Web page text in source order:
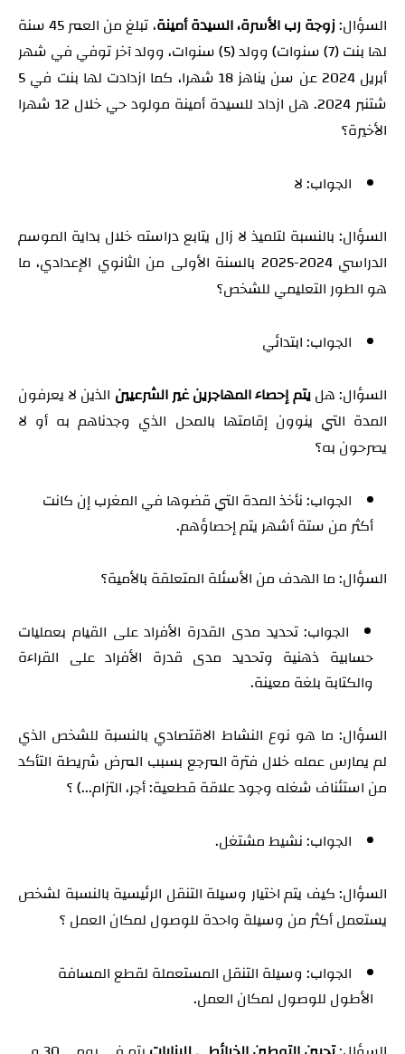
السؤال:زوجة رب الأسرة، السيدة أمينة
، تبلغ من العمر 45 سنة
لها بنت (7) سنوات) وولد (5) سنوات، وولد آخر توفي في شهر
أبريل 2024 عن سن يناهز 18 شهرا، كما ازدادت لها بنت في 5
شتنبر 2024. هل ازداد للسيدة أمينة مولود حي خلال 12 شهرا
الأخيرة؟
الجواب: لا
السؤال: بالنسبة لتلميذ لا زال يتابع دراسته خلال بداية الموسم
الدراسي 2024-2025 بالسنة الأولى من الثانوي الإعدادي، ما
هو الطور التعليمي للشخص؟
الجواب: ابتدائي
السؤال: هليتم إحصاء المهاجرين غير الشرعيين الذين لا يعرفون
المدة التي ينوون إقامتها بالمحل الذي وجدناهم به أو لا
يصرحون به؟
الجواب: نأخذ المدة التي قضوها في المغرب إن كانت
أكثر من ستة أشهر يتم إحصاؤهم.
السؤال: ما الهدف من الأسئلة المتعلقة بالأمية؟
الجواب: تحديد مدى القدرة الأفراد على القيام بعمليات
حسابية ذهنية وتحديد مدى قدرة الأفراد على القراءة
والكتابة بلغة معينة.
السؤال: ما هو نوع النشاط الاقتصادي بالنسبة للشخص الذي
لم يمارس عمله خلال فترة المرجع بسبب المرض شريطة التأكد
من استئناف شغله وجود علاقة قطعية: أجر، التزام...) ؟
الجواب: نشيط مشتغل.
السؤال: كيف يتم اختيار وسيلة التنقل الرئيسية بالنسبة لشخص
يستعمل أكثر من وسيلة واحدة للوصول لمكان العمل ؟
الجواب: وسيلة التنقل المستعملة لقطع المسافة
الأطول للوصول لمكان العمل.